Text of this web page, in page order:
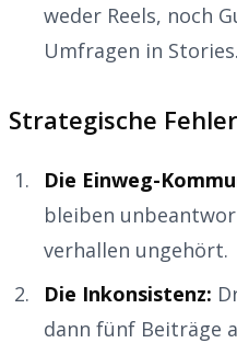
weder Reels, noch
Umfragen in Stories.
Strategische Fehler
Die Einweg-
bleiben
verhallen ungehört.
Die Inkonsistenz:
dann fünf Beiträge